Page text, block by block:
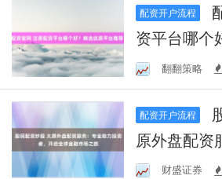
配资开户流程
资平台哪个
台推荐！
翻翻策略
配资开户流程
原外盘配资
投资者，开
财盛证券